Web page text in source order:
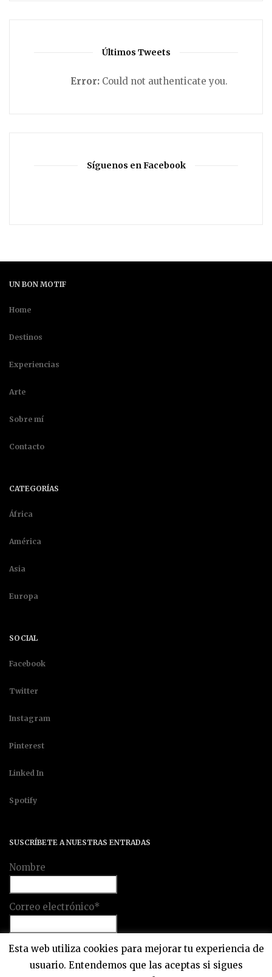
Últimos Tweets
Error: Could not authenticate you.
Síguenos en Facebook
UN BON MOTIF
Home
Destinos
Experiencias
Arte
Sobre mí
Contacto
CATEGORÍAS
África
América
Asia
Europa
SOCIAL
Facebook
Twitter
Instagram
Pinterest
Linked In
Spotify
SUSCRÍBETE A NUESTRAS ENTRADAS
Nombre
Correo electrónico*
Esta web utiliza cookies para mejorar tu experiencia de
usuario. Entendemos que las aceptas si sigues